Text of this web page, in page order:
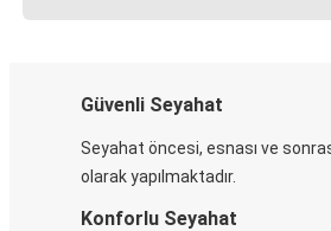
Güvenli Seyahat
Seyahat öncesi, esnası ve
olarak yapılmaktadır.
Konforlu Seyahat